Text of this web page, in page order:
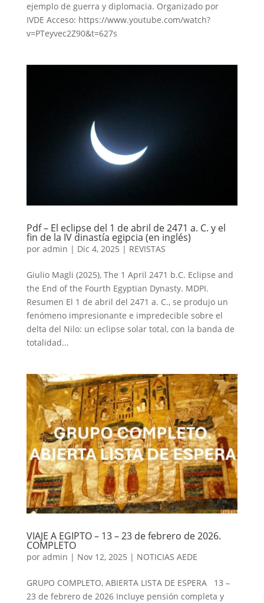
ejemplo de guerra y diplomacia. Organizado por
IVDE Acceso: https://www.youtube.com/watch?
v=PTeyvec2Z90&t=627s
Pdf – El eclipse del 1 de abril de 2471 a. C. y el
fin de la IV dinastía egipcia (en inglés)
por admin | Dic 4, 2025 | REVISTAS
Giulio Magli (2025), The 1 April 2471 b.C. Eclipse and
the End of the Fourth Egyptian Dynasty. MDPI.
Resumen El 1 de abril del 2471 a. C., se produjo un
fenómeno impresionante e impredecible sobre el
delta del Nilo: un eclipse solar total, con la banda de
totalidad...
VIAJE A EGIPTO – 13 – 23 de febrero de 2026.
COMPLETO
por admin | Nov 12, 2025 | NOTICIAS AEDE
GRUPO COMPLETO, ABIERTA LISTA DE ESPERA 13 –
23 de febrero de 2026 Incluye pensión completa y